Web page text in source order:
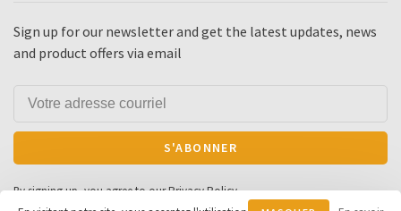
Sign up for our newsletter and get the latest updates, news
and product offers via email
S'ABONNER
By signing up, you agree to our Privacy Policy.